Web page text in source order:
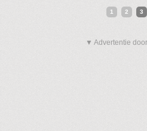
1 2 3
▼ Advertentie